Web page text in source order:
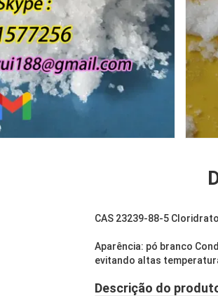
CAS 23239-88-5
Aparência: pó branco
evitando altas
Descrição do